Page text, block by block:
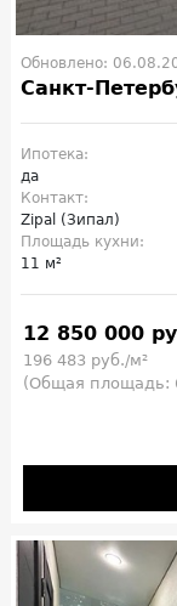
Обновлено:
Санкт-
Ипотека:
да
Контакт:
Zipal (Зипал)
Площадь кухни:
11 м²
12 850 000
196 483 руб./м²
(Общая площадь: